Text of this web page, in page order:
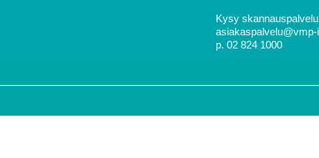
Kysy
asiakaspalvelu@vmp-
p. 02 824 1000